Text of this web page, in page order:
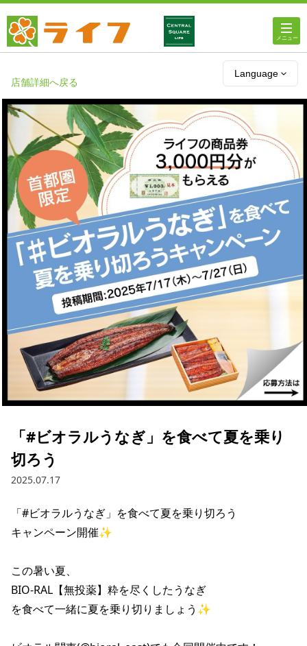
Language
店舗・チラシ情報
ライフのオンラインストア
ライフネットスーパー
企業情報
IR情報
採用情報
お問い合わせ
店舗詳細へ戻る
「#ビオラルうなぎ」を食べて夏を乗り
切ろう
2025.07.17
「#ビオラルうなぎ」を食べて夏を乗り切ろう
キャンペーン開催✨
この暑い夏、
BIO-RAL【無投薬】粋を尽くしたうなぎ
を食べて一緒に夏を乗り切りましょう✨